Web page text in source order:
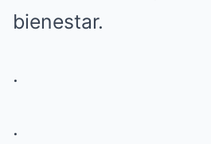
bienestar.
.
.